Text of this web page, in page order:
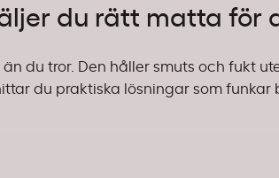
du rätt matta för
du tror. Den håller smuts och fukt
du praktiska lösningar som